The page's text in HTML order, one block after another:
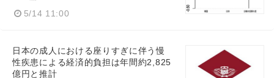
5/14 11:00
日本の成人における座りすぎに伴う慢
性疾患による経済的負担は年間約2,825
億円と推計